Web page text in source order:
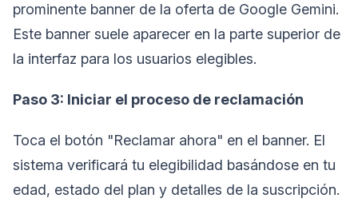
prominente banner de la oferta de Google Gemini.
Este banner suele aparecer en la parte superior de
la interfaz para los usuarios elegibles.
Paso 3: Iniciar el proceso de reclamación
Toca el botón "Reclamar ahora" en el banner. El
sistema verificará tu elegibilidad basándose en tu
edad, estado del plan y detalles de la suscripción.